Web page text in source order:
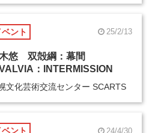
ベント 25/2/13
悠 双殻綱：幕間
：INTERMISSION
文化芸術交流センター SCARTS
ベント 24/4/30